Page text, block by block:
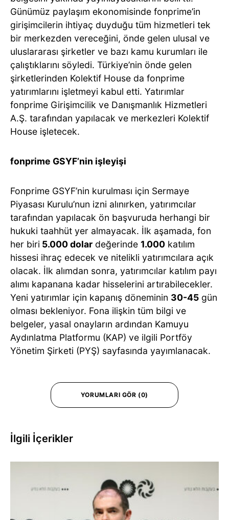
Günümüz paylaşım ekonomisinde fonprime’in
girişimcilerin ihtiyaç duyduğu tüm hizmetleri tek
bir merkezden vereceğini, önde gelen ulusal ve
uluslararası şirketler ve bazı kamu kurumları ile
çalıştıklarını söyledi. Türkiye’nin önde gelen
şirketlerinden Kolektif House da fonprime
yatırımlarını işletmeyi kabul etti. Yatırımlar
fonprime Girişimcilik ve Danışmanlık Hizmetleri
A.Ş. tarafından yapılacak ve merkezleri Kolektif
House işletecek.
fonprime GSYF’nin işleyişi
Fonprime GSYF’nin kurulması için Sermaye
Piyasası Kurulu’nun izni alınırken, yatırımcılar
tarafından yapılacak ön başvuruda herhangi bir
hukuki taahhüt yer almayacak. İlk aşamada, fon
her biri 5.000 dolar değerinde 1.000 katılım
hissesi ihraç edecek ve nitelikli yatırımcılara açık
olacak. İlk alımdan sonra, yatırımcılar katılım payı
alımı kapanana kadar hisselerini artırabilecekler.
Yeni yatırımlar için kapanış döneminin 30-45 gün
olması bekleniyor. Fona ilişkin tüm bilgi ve
belgeler, yasal onayların ardından Kamuyu
Aydınlatma Platformu (KAP) ve ilgili Portföy
Yönetim Şirketi (PYŞ) sayfasında yayımlanacak.
YORUMLARI GÖR (0)
İlgili İçerikler